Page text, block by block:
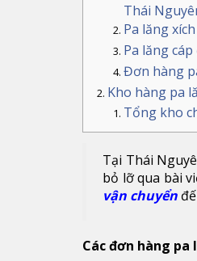
Thái
Pa lăng
Pa lăng
Đơn hàng
Kho hàng pa
Tổng kho
Tại Thái
bỏ lỡ qua bài
vận chuyển
Các đơn hàng pa